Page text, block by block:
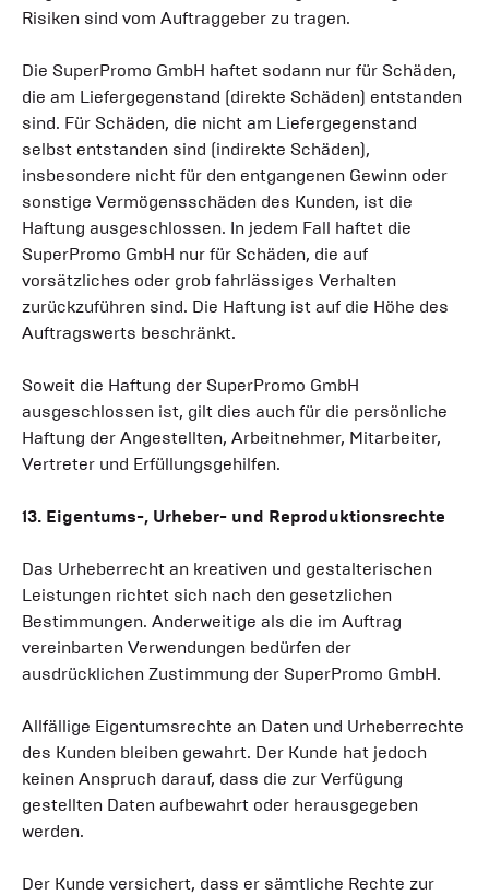
Risiken sind vom Auftraggeber zu tragen.
Die SuperPromo GmbH haftet sodann nur für Schäden,
die am Liefergegenstand (direkte Schäden) entstanden
sind. Für Schäden, die nicht am Liefergegenstand
selbst entstanden sind (indirekte Schäden),
insbesondere nicht für den entgangenen Gewinn oder
sonstige Vermögensschäden des Kunden, ist die
Haftung ausgeschlossen. In jedem Fall haftet die
SuperPromo GmbH nur für Schäden, die auf
vorsätzliches oder grob fahrlässiges Verhalten
zurückzuführen sind. Die Haftung ist auf die Höhe des
Auftragswerts beschränkt.
Soweit die Haftung der SuperPromo GmbH
ausgeschlossen ist, gilt dies auch für die persönliche
Haftung der Angestellten, Arbeitnehmer, Mitarbeiter,
Vertreter und Erfüllungsgehilfen.
13. Eigentums-, Urheber- und Reproduktionsrechte
Das Urheberrecht an kreativen und gestalterischen
Leistungen richtet sich nach den gesetzlichen
Bestimmungen. Anderweitige als die im Auftrag
vereinbarten Verwendungen bedürfen der
ausdrücklichen Zustimmung der SuperPromo GmbH.
Allfällige Eigentumsrechte an Daten und Urheberrechte
des Kunden bleiben gewahrt. Der Kunde hat jedoch
keinen Anspruch darauf, dass die zur Verfügung
gestellten Daten aufbewahrt oder herausgegeben
werden.
Der Kunde versichert, dass er sämtliche Rechte zur